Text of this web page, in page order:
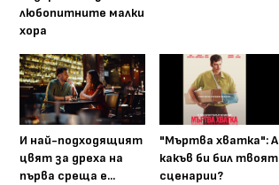
любопитните малки
хора
И най-подходящият
цвят за дреха на
първа среща е...
"Мъртва хватка": А
какъв би бил твоят
сценарии?